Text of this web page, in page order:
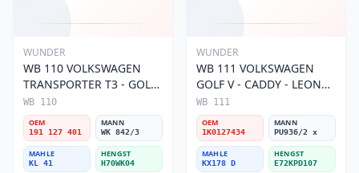
WUNDER
WB 110 VOLKSWAGEN
TRANSPORTER T3 - GOLF
II 191 127 401
Yakıt/Mazot Filtresi
WB 110
OEM
191 127 401
MANN
WK 842/3
MAHLE
KL 41
HENGST
H70WK04
WUNDER
WB 111 VOLKSWAGEN
GOLF V - CADDY - LEON
04-10 1K0 127 434
Yakıt/Mazot Filtresi
WB 111
OEM
1K0127434
MANN
PU936/2 x
MAHLE
KX178 D
HENGST
E72KPD107